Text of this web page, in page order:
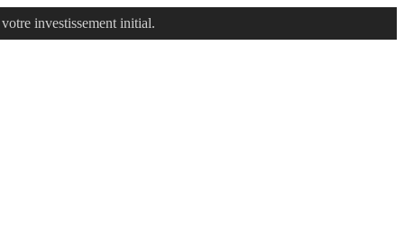
investissement initial.